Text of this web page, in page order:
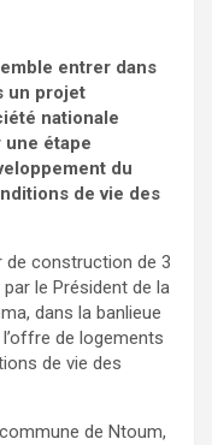
entrer dans
un projet
nationale
étape
du
de vie des
de construction de 3
le Président de la
dans la banlieue
de logements
de vie des
de Ntoum,